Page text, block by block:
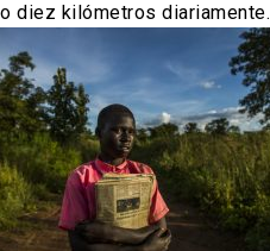
diez kilómetros diariamente.